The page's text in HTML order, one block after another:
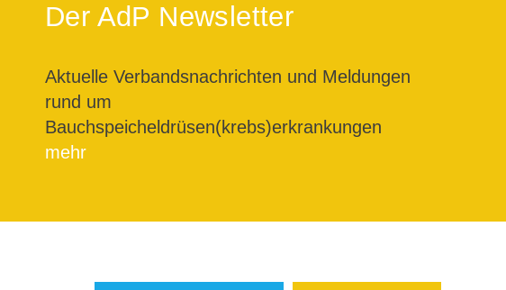
Der AdP Newsletter
Aktuelle Verbandsnachrichten und Meldungen
rund um
Bauchspeicheldrüsen(krebs)erkrankungen
mehr